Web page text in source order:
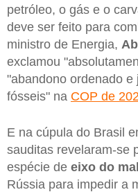
petróleo, o gás e o
deve ser feito para
ministro de Energia,
exclamou
"abandono ordenado
fósseis" na COP de
E na cúpula do Brasil
sauditas revelaram-se
espécie de eixo do
Rússia para impedir a